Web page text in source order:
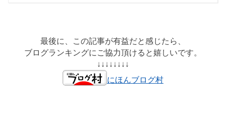
最後に、この記事が有益だと感じたら、
ブログランキングにご協力頂けると嬉しいです。
↓↓↓↓↓↓↓↓
にほんブログ村